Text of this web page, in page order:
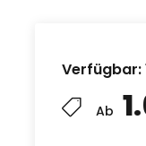
Verfügbar:
Ab
sind der Salon
dem die
Tisch